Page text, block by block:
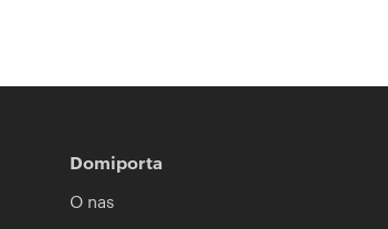
Domiporta
O nas